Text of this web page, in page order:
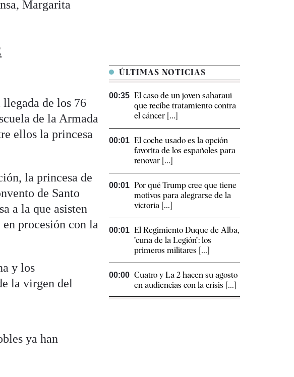
Margarita
de los 76
de la Armada
ellos la princesa
la princesa de
de Santo
a la que asisten
procesión con la
y los
la virgen del
ya han
ÚLTIMAS NOTICIAS
00:35 El caso de un joven saharaui
que recibe tratamiento contra
el cáncer [...]
00:01 El coche usado es la opción
favorita de los españoles para
renovar [...]
00:01 Por qué Trump cree que tiene
motivos para alegrarse de la
victoria [...]
00:01 El Regimiento Duque de Alba,
"cuna de la Legión": los
primeros militares [...]
00:00 Cuatro y La 2 hacen su agosto
en audiencias con la crisis [...]